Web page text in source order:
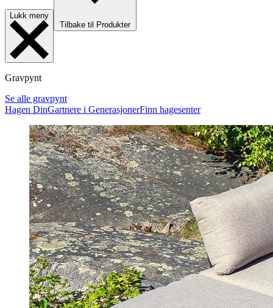
Lukk meny
Tilbake til Produkter
Gravpynt
Se alle gravpynt
Hagen DinGartnere i GenerasjonerFinn hagesenter